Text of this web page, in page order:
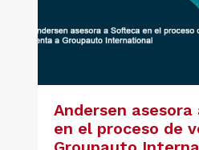
Andersen
en el proceso de